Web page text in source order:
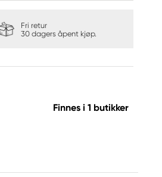
Fri retur
30 dagers åpent kjøp.
Finnes i 1 butikker